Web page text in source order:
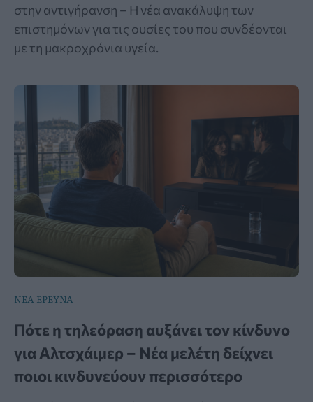
στην αντιγήρανση – Η νέα ανακάλυψη των
επιστημόνων για τις ουσίες του που συνδέονται
με τη μακροχρόνια υγεία.
ΝΕΑ ΕΡΕΥΝΑ
Πότε η τηλεόραση αυξάνει τον κίνδυνο
για Αλτσχάιμερ – Νέα μελέτη δείχνει
ποιοι κινδυνεύουν περισσότερο